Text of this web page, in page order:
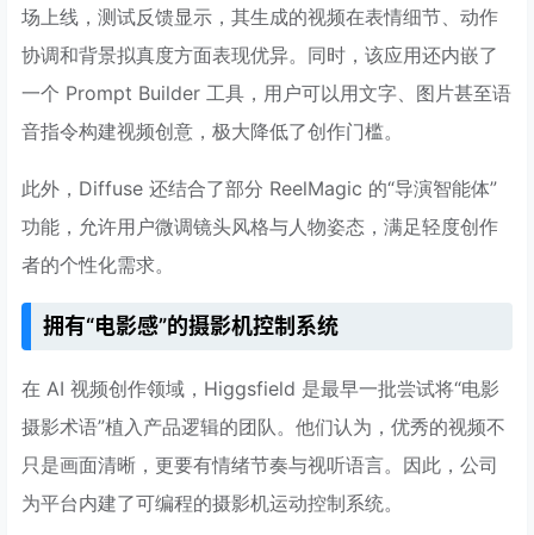
场上线，测试反馈显示，其生成的视频在表情细节、动作
协调和背景拟真度方面表现优异。同时，该应用还内嵌了
一个 Prompt Builder 工具，用户可以用文字、图片甚至语
音指令构建视频创意，极大降低了创作门槛。
此外，Diffuse 还结合了部分 ReelMagic 的“导演智能体”
功能，允许用户微调镜头风格与人物姿态，满足轻度创作
者的个性化需求。
拥有“电影感”的摄影机控制系统
在 AI 视频创作领域，Higgsfield 是最早一批尝试将“电影
摄影术语”植入产品逻辑的团队。他们认为，优秀的视频不
只是画面清晰，更要有情绪节奏与视听语言。因此，公司
为平台内建了可编程的摄影机运动控制系统。